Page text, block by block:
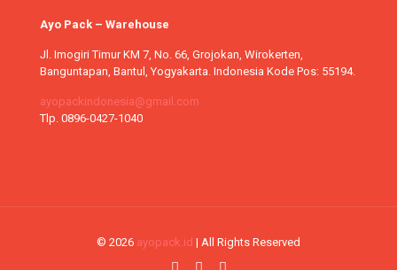
Ayo Pack – Warehouse
Jl. Imogiri Timur KM 7, No. 66, Grojokan, Wirokerten,
Banguntapan, Bantul, Yogyakarta. Indonesia Kode Pos: 55194.
ayopackindonesia@gmail.com
Tlp. 0896-0427-1040
© 2026 ayopack.id | All Rights Reserved